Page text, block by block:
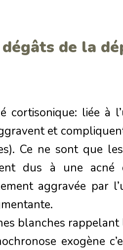
dégâts de la
cortisonique: liée à
et
Ce ne sont que
dus à une
aggravée par
blanches rappelant
exogène